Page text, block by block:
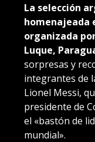
La selección
homenajeada
organizada
Luque,
sorpresas y
integrantes de
Lionel Messi,
presidente de
el «bastón de
mundial».